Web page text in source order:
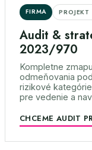
FIRMA PROJEKT
Audit &
2023/970
Kompletne
odmeňovania
rizikové
pre vedenie a
CHCEME AUDIT